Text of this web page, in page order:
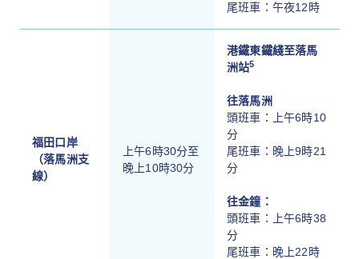
尾班車：午夜12時
福田口岸
（落馬洲支
線）
上午6時30分至
晚上10時30分
港鐵東鐵綫至落馬
洲站5
往落馬洲
頭班車：上午6時10
分
尾班車：晚上9時21
分
往金鐘：
頭班車：上午6時38
分
尾班車：晚上22時